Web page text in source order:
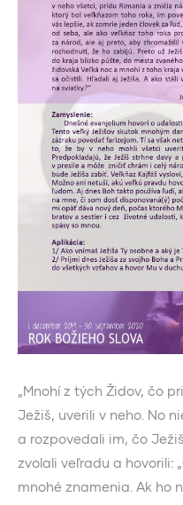
„Mnohí z tých Židov, čo
Ježiš, uverili v neho. No
a rozpovedali im, čo
zvolali veľradu a hovorili:
mnohé znamenia. Ak ho